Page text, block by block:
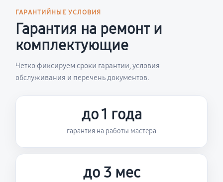
ГАРАНТИЙНЫЕ УСЛОВИЯ
Гарантия на ремонт и
комплектующие
Четко фиксируем сроки гарантии, условия
обслуживания и перечень документов.
до 1 года
гарантия на работы мастера
до 3 мес